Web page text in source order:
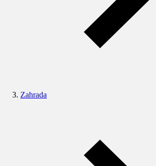
Zahrada